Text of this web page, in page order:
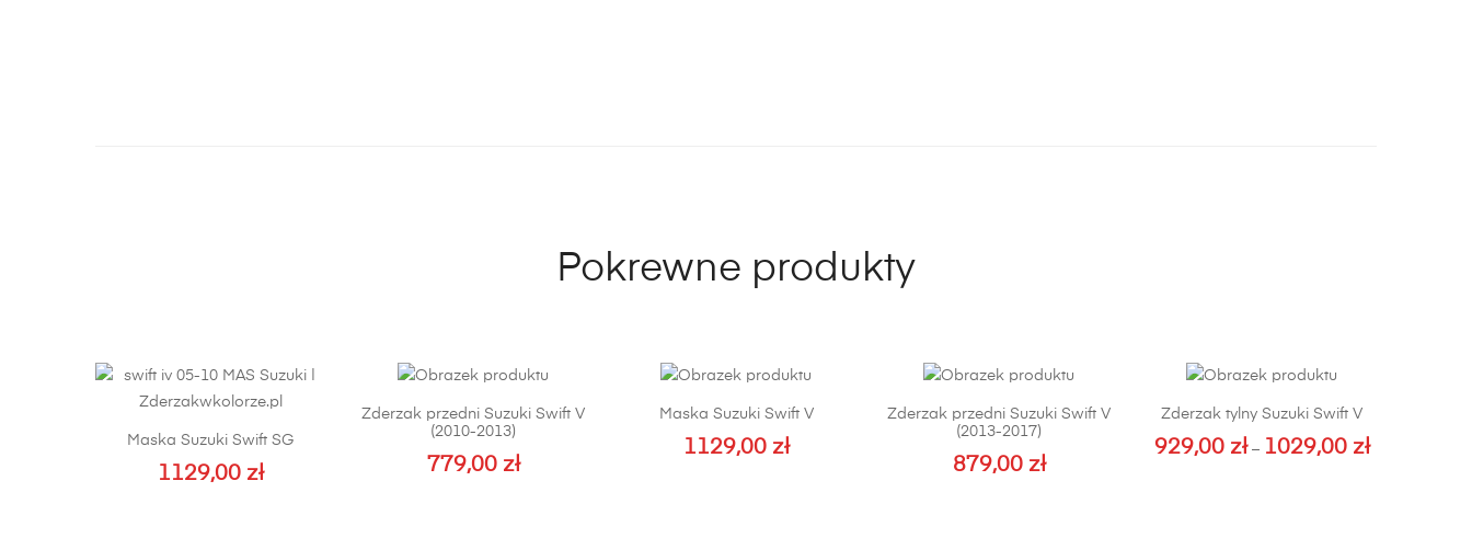
Pokrewne produkty
Maska Suzuki Swift SG
1129,00 zł
Zderzak przedni Suzuki Swift V
(2010-2013)
779,00 zł
Maska Suzuki Swift V
1129,00 zł
Zderzak przedni Suzuki Swift V
(2013-2017)
879,00 zł
Zderzak tylny Suzuki Swift V
929,00 zł – 1029,00 złZakres